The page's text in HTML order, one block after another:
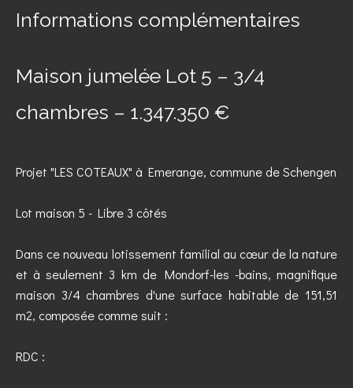
Informations complémentaires
Maison jumelée Lot 5 – 3/4
chambres – 1.347.350 €
Projet "LES COTEAUX" à Emerange, commune de Schengen
Lot maison 5 - Libre 3 côtés
Dans ce nouveau lotissement familial au cœur de la nature
et à seulement 3 km de Mondorf-les -bains, magnifique
maison 3/4 chambres d'une surface habitable de 151,51
m2, composée comme suit :
RDC :